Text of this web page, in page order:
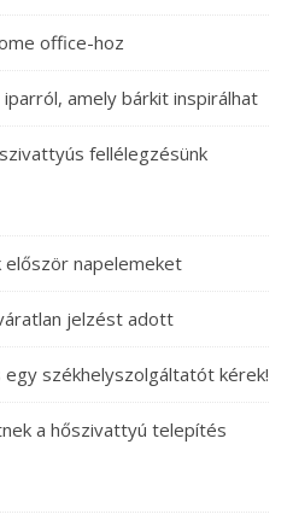
office-hoz
amely bárkit inspirálhat
fellélegzésünk
napelemeket
jelzést adott
székhelyszolgáltatót kérek!
a hőszivattyú telepítés